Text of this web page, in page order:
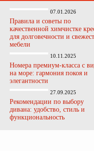
07.01.2026
Правила и советы по
качественной химчистке
для долговечности и
мебели
10.11.2025
Номера премиум-класса с
на море: гармония покоя и
элегантности
27.09.2025
Рекомендации по выбору
дивана: удобство, стиль и
функциональность